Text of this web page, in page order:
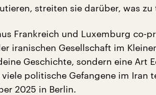
streiten sie darüber, was zu
Frankreich und Luxemburg co-
iranischen Gesellschaft im
Geschichte, sondern eine Art
politische Gefangene im Iran
2025 in Berlin.